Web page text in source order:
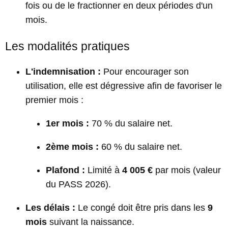
fois ou de le fractionner en deux périodes d'un
mois.
Les modalités pratiques
L'indemnisation : Pour encourager son
utilisation, elle est dégressive afin de favoriser le
premier mois :
1er mois : 70 % du salaire net.
2ème mois : 60 % du salaire net.
Plafond : Limité à 4 005 € par mois (valeur
du PASS 2026).
Les délais : Le congé doit être pris dans les 9
mois suivant la naissance.